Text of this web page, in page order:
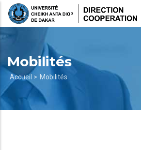
Aller
Mobilités
Fil
d'Ariane
Accueil > Mobilités